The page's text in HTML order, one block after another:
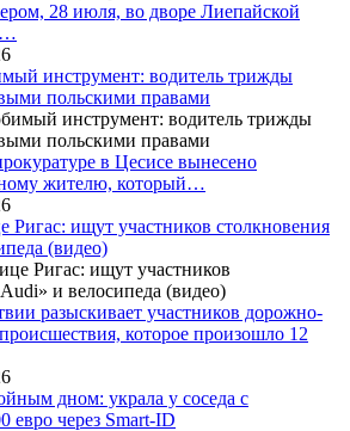
28 июля, во дворе Лиепайской
инструмент: водитель трижды
польскими правами
в Цесисе вынесено
жителю, который…
Ригас: ищут участников столкновения
(видео)
разыскивает участников дорожно-
которое произошло 12
дном: украла у соседа с
евро через Smart-ID